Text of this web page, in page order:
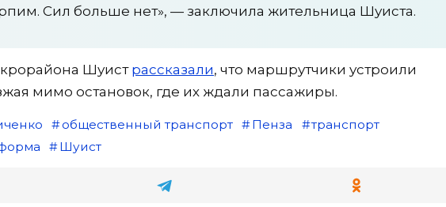
Сил больше нет», — заключила жительница Шуиста.
Шуист рассказали, что маршрутчики устроили
мимо остановок, где их ждали пассажиры.
общественный транспорт Пенза
транспорт
Шуист